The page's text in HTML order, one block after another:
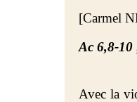
[Carmel
Ac 6,8-10
Avec la